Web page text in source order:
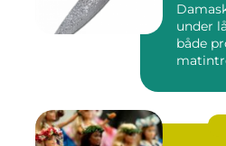
under
både